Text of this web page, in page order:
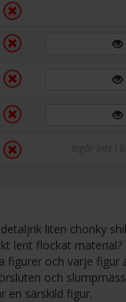
Ingår inte i
liten chonky
lent flockat material?
figurer och varje figur
och
en särskild figur.